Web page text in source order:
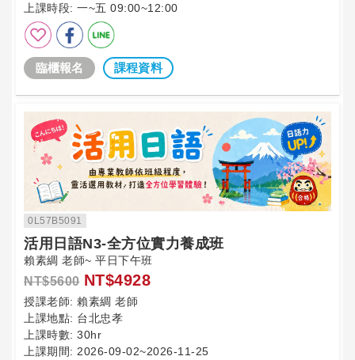
上課時段: 一~五 09:00~12:00
臨櫃報名 課程資料
0L57B5091
活用日語N3-全方位實力養成班
賴素綢 老師~ 平日下午班
NT$5600 NT$4928
授課老師: 賴素綢 老師
上課地點: 台北忠孝
上課時數: 30hr
上課期間: 2026-09-02~2026-11-25